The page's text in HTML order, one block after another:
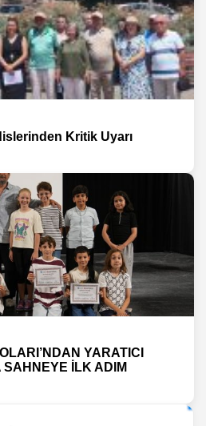
Kritik Uyarı
YARATICI
SAHNEYE İLK ADIM